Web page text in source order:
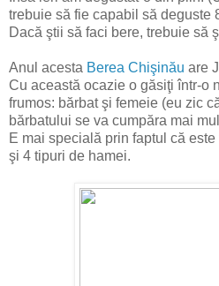
trebuie să fie capabil să deguste
Dacă ştii să faci bere, trebuie să
Anul acesta Berea Chişinău are
Cu această ocazie o găsiţi într-o
frumos: bărbat şi femeie (eu zic
bărbatului se va cumpăra mai
E mai specială prin faptul că
şi 4 tipuri de hamei.